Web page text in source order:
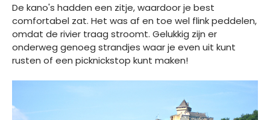
De kano's hadden een zitje, waardoor je best
comfortabel zat. Het was af en toe wel flink peddelen,
omdat de rivier traag stroomt. Gelukkig zijn er
onderweg genoeg strandjes waar je even uit kunt
rusten of een picknickstop kunt maken!